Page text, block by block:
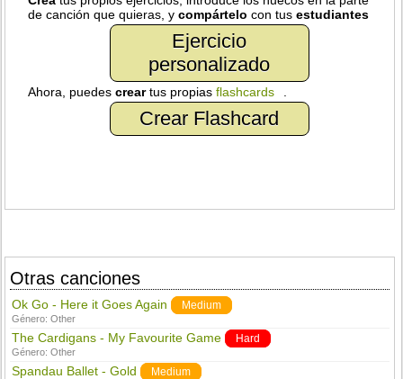
de canción que quieras, ycompártelo con tusestudiantes
Ejercicio
personalizado
Ahora, puedescreartus propiasflashcards
Crear Flashcard
Otras canciones
Ok Go - Here it Goes Again Medium
Género:Other
The Cardigans - My Favourite Game Hard
Género:Other
Spandau Ballet - Gold Medium